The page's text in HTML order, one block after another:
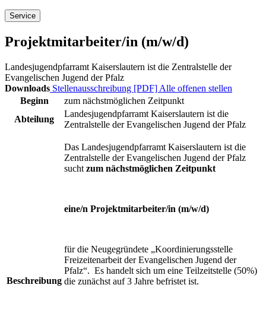
Service
Projektmitarbeiter/in (m/w/d)
Landesjugendpfarramt Kaiserslautern ist die Zentralstelle der
Evangelischen Jugend der Pfalz
Downloads Stellenausschreibung [PDF] Alle offenen stellen
Beginn
zum nächstmöglichen Zeitpunkt
Abteilung
Landesjugendpfarramt Kaiserslautern ist die
Zentralstelle der Evangelischen Jugend der Pfalz
Beschreibung
Das Landesjugendpfarramt Kaiserslautern ist die
Zentralstelle der Evangelischen Jugend der Pfalz
sucht zum nächstmöglichen Zeitpunkt
eine/n Projektmitarbeiter/in (m/w/d)
für die Neugegründete „Koordinierungsstelle
Freizeitenarbeit der Evangelischen Jugend der
Pfalz“. Es handelt sich um eine Teilzeitstelle (50%)
die zunächst auf 3 Jahre befristet ist.